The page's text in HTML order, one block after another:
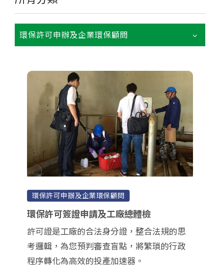
環保許可申辦及企業環保顧問
環保許可申辦及企業環保顧問
環保許可簽證申請及工廠總體檢
許可證是工廠的合法身分證，整合法規的思
考邏輯，為您預判審查盲點，將繁瑣的行政
程序轉化為高效的投產加速器。